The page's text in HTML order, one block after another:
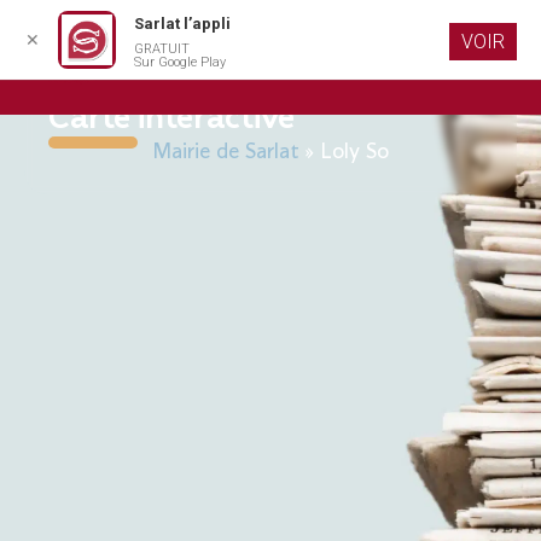
contenu
Carte interactive
Mairie de Sarlat » Loly So
✕
Sarlat l’appli
GRATUIT
Sur Google Play
VOIR